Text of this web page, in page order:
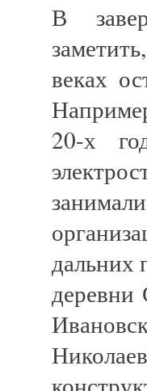
В
веках
20-х
дальних
деревни